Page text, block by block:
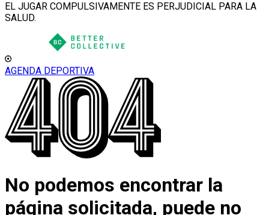
EL JUGAR COMPULSIVAMENTE ES PERJUDICIAL PARA LA
SALUD.
AGENDA DEPORTIVA
No podemos encontrar la
página solicitada, puede no